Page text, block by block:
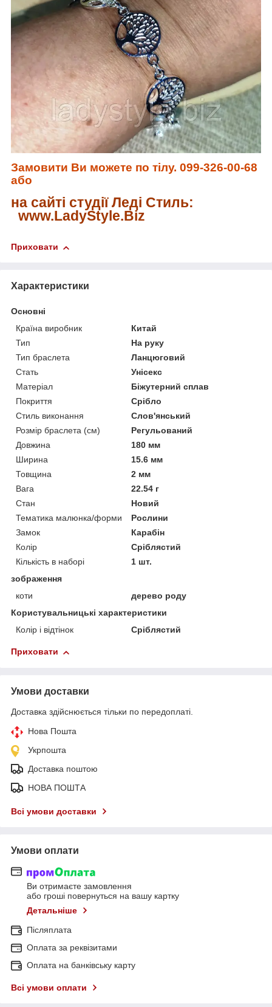
Замовити Ви можете по тілу. 099-326-00-68
або
на сайті студії Леді Стиль:
www.LadyStyle.Biz
Приховати
Характеристики
Основні
Країна виробник
Китай
Тип
На руку
Тип браслета
Ланцюговий
Стать
Унісекс
Матеріал
Біжутерний сплав
Покриття
Срібло
Стиль виконання
Слов'янський
Розмір браслета (см)
Регульований
Довжина
180 мм
Ширина
15.6 мм
Товщина
2 мм
Вага
22.54 г
Стан
Новий
Тематика малюнка/форми
Рослини
Замок
Карабін
Колір
Сріблястий
Кількість в наборі
1 шт.
зображення
коти
дерево роду
Користувальницькі характеристики
Колір і відтінок
Сріблястий
Приховати
Умови доставки
Доставка здійснюється тільки по передоплаті.
Нова Пошта
Укрпошта
Доставка поштою
НОВА ПОШТА
Всі умови доставки
Умови оплати
Ви отримаєте замовлення
або гроші повернуться на вашу картку
Детальніше
Післяплата
Оплата за реквізитами
Оплата на банківську карту
Всі умови оплати